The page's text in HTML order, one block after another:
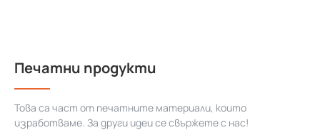
Печатни продукти
Това са част от печатните материали, които
изработваме. За други идеи се свържете с нас!